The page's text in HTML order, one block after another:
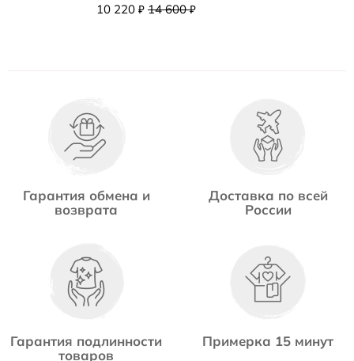
10 220 ₽ 14 600₽
Гарантия обмена и
возврата
Доставка по всей
России
Гарантия подлинности
товаров
Примерка 15 минут